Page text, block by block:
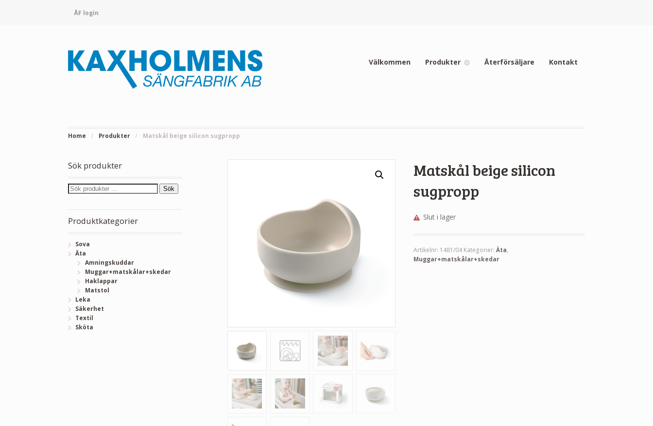
ÅF login
Välkommen Produkter Återförsäljare Kontakt
Home / Produkter / Matskål beige silicon sugpropp
Matskål beige silicon
sugpropp
Slut i lager
Artikelnr: 1481/04 Kategorier: Äta,
Muggar+matskålar+skedar
Sök produkter
Sök
Produktkategorier
Sova
Äta
Amningskuddar
Muggar+matskålar+skedar
Haklappar
Matstol
Leka
Säkerhet
Textil
Sköta